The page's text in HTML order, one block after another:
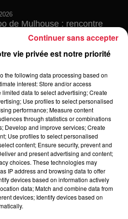
de Mulhouse : rencontre
les flamants rouges
infos sur la venue du
Metz en septembre
Park : des précisons sur
Euro-Mir
vie privée est notre priorité
the following data processing based on
interest: Store and/or access
data to select advertising; Create
Use profiles to select personalised
performance; Measure content
through statistics or combinations
Develop and improve services; Create
Use profiles to select personalised
content; Ensure security, prevent and
and present advertising and content;
choices. These technologies may
IP address and browsing data to offer
devices based on information actively
data; Match and combine data from
devices; Identify devices based on
Continuer sans accepter